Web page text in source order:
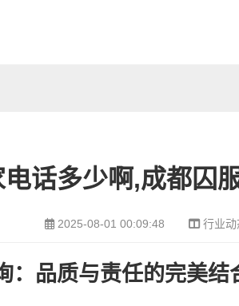
话多少啊,成都囚
2025-08-01 00:09:48 行业动
：品质与责任的完美结